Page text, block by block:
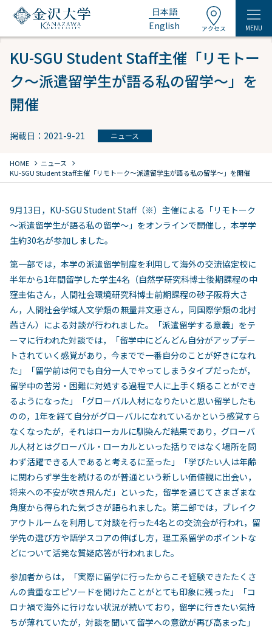
日本語
English
アクセス MENU
KU-SGU Student Staff主催「リモトー
ク～派遣留学生が語る私の留学～」を
開催
掲載日：2021-9-21 ニュース
HOME chevron_right ニュース chevron_right
KU-SGU Student Staff主催「リモトーク～派遣留学生が語る私の留学～」を開催
9月13日，KU-SGU Student Staff（※）主催による「リモトーク
～派遣留学生が語る私の留学～」をオンラインで開催し，本学学
生約30名が参加しました。
第一部では，本学の派遣留学制度を利用して海外の交流協定校に
半年から1年間留学した学生4名（自然学研究科博士後期課程の中
窪圭佑さん，人間社会環境研究科博士前期課程の砂子阪将大さ
ん，人間社会学域人文学類の無量井文恵さん，同国際学類の北村
茜さん）による対談が行われました。「派遣留学する意義」をテ
ーマに行われた対談では，「留学中にどんどん自分がアップデー
トされていく感覚があり，今までで一番自分のことが好きになれ
た」「留学前は何でも自分一人でやってしまうタイプだったが，
留学中の苦労・困難に対処する過程で人に上手く頼ることができ
るようになった」「グローバル人材になりたいと思い留学したも
のの，1年を経て自分がグローバルになれているかという感覚すら
なくなったが，それはローカルに馴染んだ結果であり，グローバ
ル人材とはグローバル・ローカルといった括りではなく場所を問
わず活躍できる人であると考えるに至った」「学びたい人は年齢
に関わらず学生を続けるのが普通という新しい価値観に出会い，
将来への不安が吹き飛んだ」といった，留学を通じてさまざまな
角度から得られた気づきが語られました。第二部では，ブレイク
アウトルームを利用して対談を行った4名との交流会が行われ，留
学先の選び方や語学スコアの伸ばし方，理工系留学のポイントな
どについて活発な質疑応答が行われました。
参加者からは，「実際に留学に行ったからこそ経験できたたくさ
んの貴重なエピソードを聞けたことがとても印象に残った」「コ
ロナ禍で海外に行けない状況が続いており，留学に行きたい気持
ちが薄れていたが，対談を聞いて留学への意欲が再び高まった」